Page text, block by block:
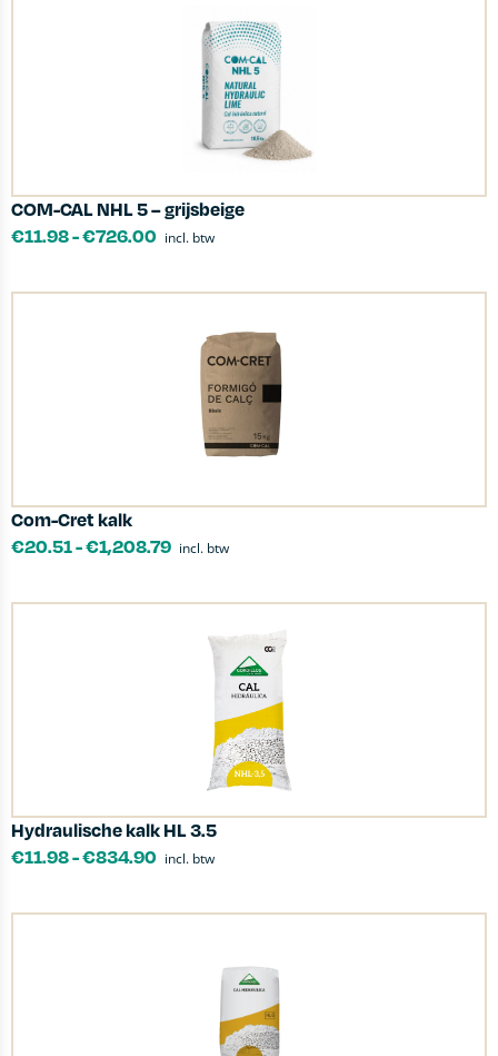
COM-CAL NHL 5 – grijsbeige
€11.98-€726.00 incl. btw
Com-Cret kalk
€20.51-€1,208.79 incl. btw
Hydraulische kalk HL 3.5
€11.98-€834.90 incl. btw